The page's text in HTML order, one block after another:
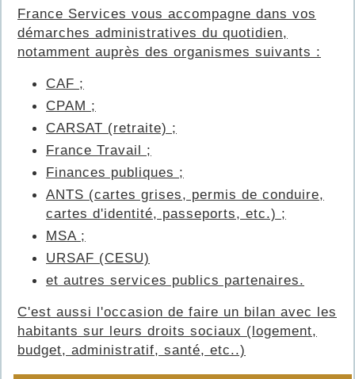
France Services vous accompagne dans vos
démarches administratives du quotidien,
notamment auprès des organismes suivants :
CAF ;
CPAM ;
CARSAT (retraite) ;
France Travail ;
Finances publiques ;
ANTS (cartes grises, permis de conduire,
cartes d'identité, passeports, etc.) ;
MSA ;
URSAF (CESU)
et autres services publics partenaires.
C'est aussi l'occasion de faire un bilan avec les
habitants sur leurs droits sociaux (logement,
budget, administratif, santé, etc..)